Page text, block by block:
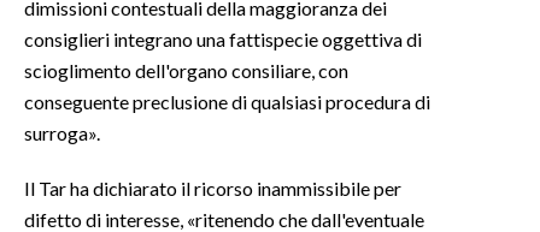
dimissioni contestuali della maggioranza dei
consiglieri integrano una fattispecie oggettiva di
scioglimento dell'organo consiliare, con
conseguente preclusione di qualsiasi procedura di
surroga».
Il Tar ha dichiarato il ricorso inammissibile per
difetto di interesse, «ritenendo che dall'eventuale